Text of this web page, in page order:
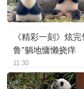
《精彩一刻》炫
鲁”躺地慵懒挠痒
11:30